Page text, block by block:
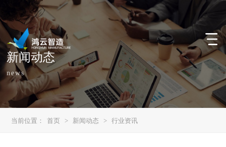
新闻动态
news
当前位置： 首页 > 新闻动态 > 行业资讯